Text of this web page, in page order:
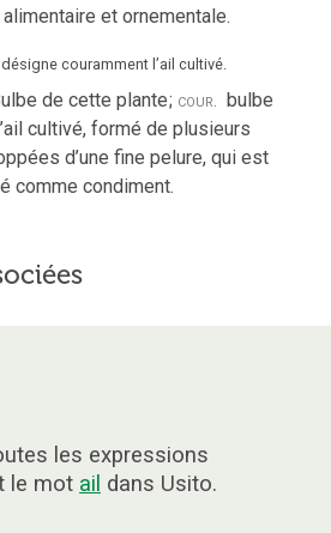
et ornementale.
désigne couramment l’ail cultivé.
de cette plante; cour. bulbe
cultivé, formé de plusieurs
d’une fine pelure, qui est
comme condiment.
les expressions
le mot ail dans Usito.